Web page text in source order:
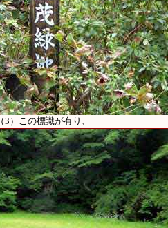
（3）この標識が有り、